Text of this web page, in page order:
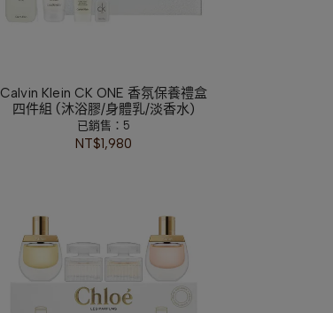
Calvin Klein CK ONE 香氛保養禮盒
四件組 (沐浴膠/身體乳/淡香水)
已銷售：5
NT$1,980